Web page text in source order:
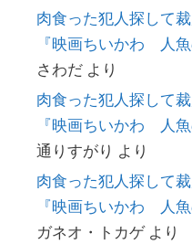
肉食った犯人探して
『映画ちいかわ 人
さわだ より
肉食った犯人探して
『映画ちいかわ 人
通りすがり より
肉食った犯人探して
『映画ちいかわ 人
ガネオ・トカゲより